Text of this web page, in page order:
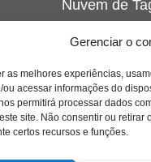
Gerenciar o
as melhores experiências,
ou acessar informações do
permitirá processar dados
site. Não consentir ou retirar
certos recursos e funções.
Nuvem de
crianca cuidado
educação
freud infância
loucura luto